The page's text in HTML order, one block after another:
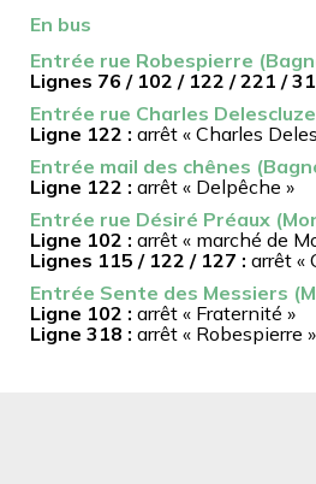
En bus
Entrée rue Robespierre
Lignes 76 / 102 / 122 / 221 /
Entrée rue Charles
Ligne 122 : arrêt « Charles
Entrée mail des chênes
Ligne 122 : arrêt « Delpêche »
Entrée rue Désiré Préaux
Ligne 102 : arrêt « marché de
Lignes 115 / 122 / 127 : arrêt «
Entrée Sente des Messiers
Ligne 102 : arrêt « Fraternité »
Ligne 318 : arrêt « Robespierre »